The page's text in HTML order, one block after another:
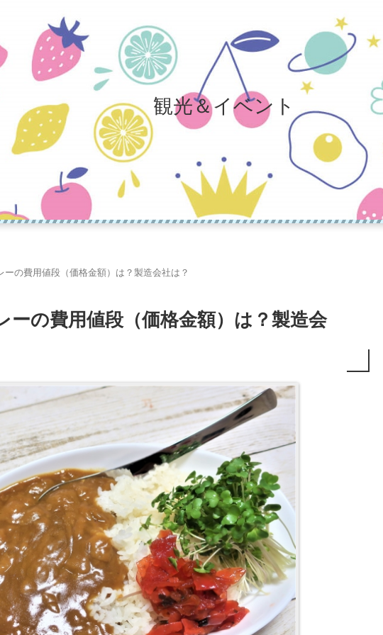
観光＆イベント
ーの費用値段（価格金額）は？製造会社は？
の費用値段（価格金額）は？製造会